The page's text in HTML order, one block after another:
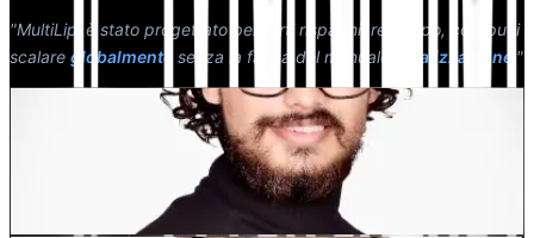
"MultiLipi è stato progettato per farti risparmiare tempo, così puoi
scalare globalmente senza la fatica del manuale localizzazione ."
Co-Fondatore @MultiLipi